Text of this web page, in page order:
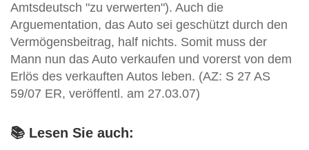
Amtsdeutsch "zu verwerten"). Auch die
Arguementation, das Auto sei geschützt durch den
Vermögensbeitrag, half nichts. Somit muss der
Mann nun das Auto verkaufen und vorerst von dem
Erlös des verkauften Autos leben. (AZ: S 27 AS
59/07 ER, veröffentl. am 27.03.07)
📚 Lesen Sie auch: